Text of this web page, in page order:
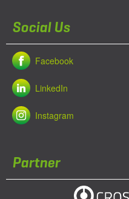
Social Us
Facebook
LinkedIn
Instagram
Partner